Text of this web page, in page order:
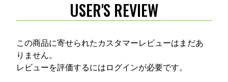
USER'S REVIEW
この商品に寄せられたカスタマーレビューはまだあ
りません。
レビューを評価するには ログインが必要です。